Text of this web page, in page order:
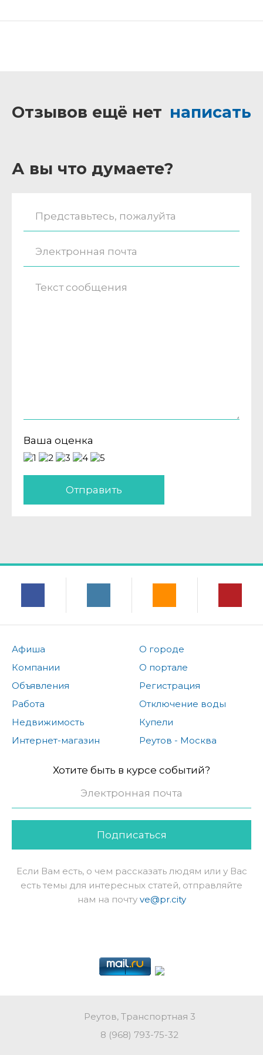
Отзывов ещё нет написать
А вы что думаете?
Ваша оценка
Отправить
Афиша
Компании
Объявления
Работа
Недвижимость
Интернет-магазин
О городе
О портале
Регистрация
Отключение воды
Купели
Реутов - Москва
Хотите быть в курсе событий?
Подписаться
Если Вам есть, о чем рассказать людям или у Вас
есть темы для интересных статей, отправляйте
нам на почту ve@pr.city
Реутов, Транспортная 3
8 (968) 793-75-32